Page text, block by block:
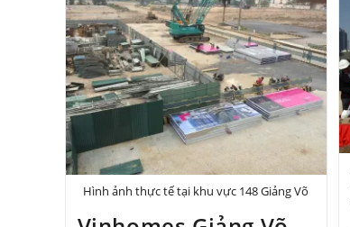
Hình ảnh thực tế tại khu vực 148 Giảng Võ